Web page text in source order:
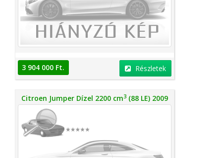
3 904 000 Ft. Részletek
Citroen Jumper Dízel 2200 cm3 (88 LE) 2009